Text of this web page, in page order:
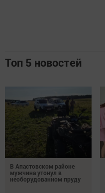
Топ 5 новостей
В Апастовском районе
мужчина утонул в
необорудованном пруду